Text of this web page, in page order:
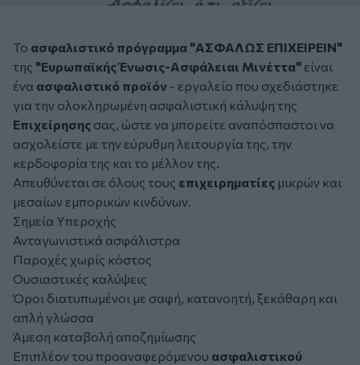
Το ασφαλιστικό πρόγραμμα "ΑΣΦΑΛΩΣ ΕΠΙΧΕΙΡΕΙΝ"
της "Ευρωπαϊκής Ένωσις-Ασφάλειαι Μινέττα" είναι
ένα ασφαλιστικό προϊόν - εργαλείο που σχεδιάστηκε
για την ολοκληρωμένη ασφαλιστική κάλυψη της
Επιχείρησης σας, ώστε να μπορείτε αναπόσπαστοι να
ασχολείστε με την εύρυθμη λειτουργία της, την
κερδοφορία της και το μέλλον της.
Απευθύνεται σε όλους τους επιχειρηματίες μικρών και
μεσαίων εμπορικών κινδύνων.
Σημεία Υπεροχής
Ανταγωνιστικά ασφάλιστρα
Παροχές χωρίς κόστος
Ουσιαστικές καλύψεις
Όροι διατυπωμένοι με σαφή, κατανοητή, ξεκάθαρη και
απλή γλώσσα
Άμεση καταβολή αποζημίωσης
Επιπλέον του προαναφερόμενου ασφαλιστικού